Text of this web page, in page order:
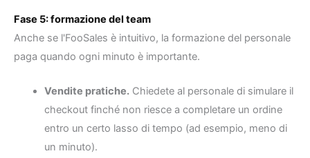
Fase 5: formazione del team
Anche se l'FooSales è intuitivo, la formazione del personale
paga quando ogni minuto è importante.
Vendite pratiche.Chiedete al personale di simulare il
checkout finché non riesce a completare un ordine
entro un certo lasso di tempo (ad esempio, meno di
un minuto).